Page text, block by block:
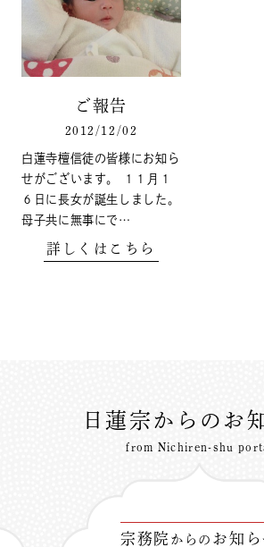
ご報告
2012/12/02
白蓮寺檀信徒の皆様にお知ら
せがございます。 １１月１
６日に長女が誕生しました。
母子共に無事にで…
詳しくはこちら
日蓮宗からのお
from Nichiren-shu
宗務院 からの お知ら